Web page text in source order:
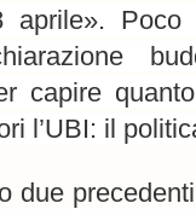
aprile».
capire
l’UBI: il
due